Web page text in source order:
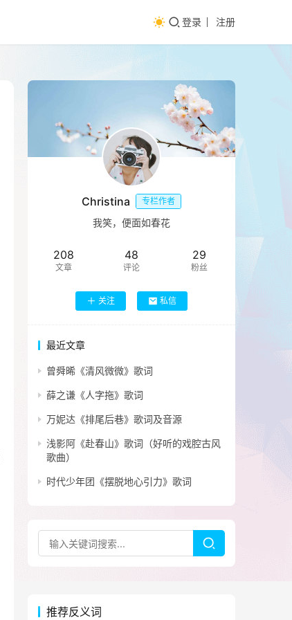
登录 注册
Christina 专栏作者
我笑，便面如春花
208
文章
48
评论
29
粉丝
关注 私信
最近文章
曾舜晞《清风微微》歌词
薛之谦《人字拖》歌词
万妮达《排尾后巷》歌词及音源
浅影阿《赴春山》歌词（好听的戏腔古风
歌曲）
时代少年团《摆脱地心引力》歌词
推荐反义词